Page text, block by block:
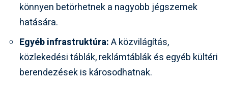
könnyen betörhetnek a nagyobb jégszemek
hatására.
Egyéb infrastruktúra:A közvilágítás,
közlekedési táblák, reklámtáblák és egyéb kültéri
berendezések is károsodhatnak.